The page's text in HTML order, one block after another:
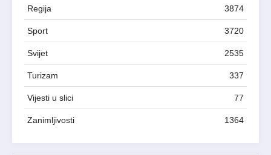
Regija 3874
Sport 3720
Svijet 2535
Turizam 337
Vijesti u slici 77
Zanimljivosti 1364